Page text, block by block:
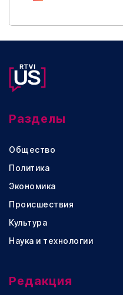
Разделы
Общество
Политика
Экономика
Происшествия
Культура
Наука и технологии
Редакция